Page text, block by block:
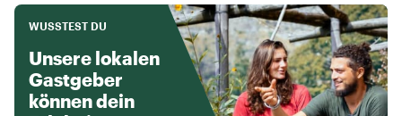
WUSSTEST DU
Unsere lokalen
Gastgeber
können dein